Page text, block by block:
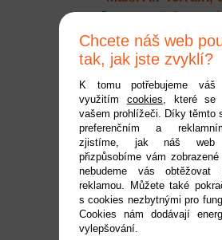
černo-oranžový
Dostupnost: do 2
1 149 Kč
Chcete náš web
tak, jak jste zvyklí?
K tomu potřebujeme
využitím cookies, které se
vašem prohlížeči. Díky těmto
preferenčním a
zjistíme, jak náš web
přizpůsobíme vám
nebudeme vás obtěžovat
reklamou. Můžete také
s cookies nezbytnými pro
Cookies nám dodávají
vylepšování.